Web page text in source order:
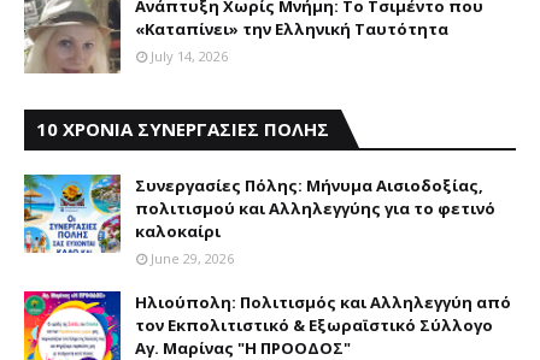
Aνάπτυξη Xωρίς Mνήμη: Το Τσιμέντο που
«Καταπίνει» την Ελληνική Ταυτότητα
July 14, 2026
10 ΧΡΟΝΙΑ ΣΥΝΕΡΓΑΣΙΕΣ ΠΟΛΗΣ
Συνεργασίες Πόλης: Mήνυμα Aισιοδοξίας,
πολιτισμού και Aλληλεγγύης για το φετινό
καλοκαίρι
June 29, 2026
Ηλιούπολη: Πολιτισμός και Aλληλεγγύη από
τον Εκπολιτιστικό & Εξωραϊστικό Σύλλογο
Αγ. Μαρίνας "Η ΠΡΟΟΔΟΣ"